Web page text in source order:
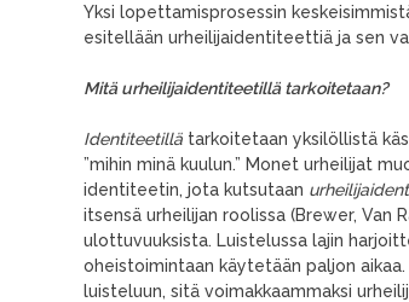
Yksi lopettamisprosessin
esitellään urheilijaidentiteettiä ja sen
Mitä urheilijaidentiteetillä tarkoitetaan?
Identiteetillä tarkoitetaan yksilöllistä
”mihin minä kuulun.” Monet urheilijat
identiteetin, jota kutsutaan
itsensä urheilijan roolissa (Brewer, Van
ulottuvuuksista. Luistelussa lajin
oheistoimintaan käytetään paljon
luisteluun, sitä voimakkaammaksi